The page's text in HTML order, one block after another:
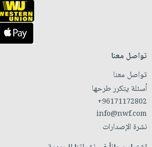
تواصل معنا
تواصل معنا
أسئلة يتكرر طرحها
+96171172802
info@nwf.com
نشرة الإصدارات